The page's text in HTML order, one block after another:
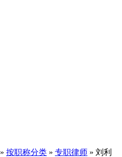
» 按职称分类 » 专职律师 » 刘利